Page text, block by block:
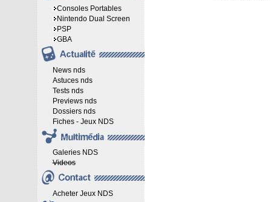
Consoles Portables
Nintendo Dual Screen
PSP
GBA
News nds
Astuces nds
Tests nds
Previews nds
Dossiers nds
Fiches - Jeux NDS
Galeries NDS
Videos
Acheter Jeux NDS